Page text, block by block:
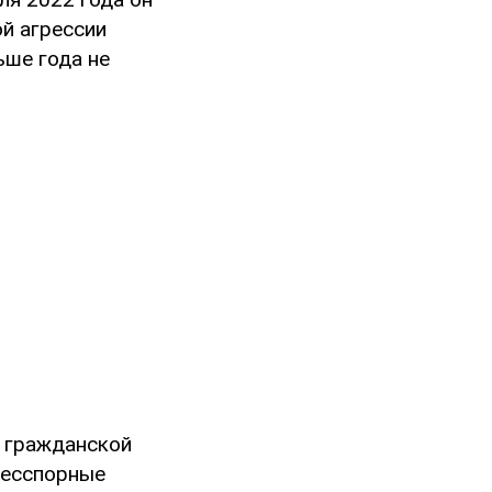
агрессии
года не